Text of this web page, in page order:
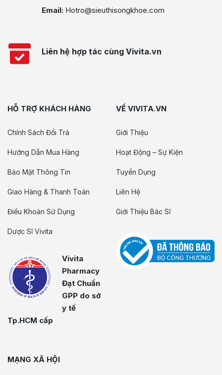
Email: Hotro@sieuthisongkhoe.com
Liên hệ hợp tác cùng Vivita.vn
HỖ TRỢ KHÁCH HÀNG
Chính Sách Đổi Trả
Hướng Dẫn Mua Hàng
Bảo Mật Thông Tin
Giao Hàng & Thanh Toán
Điều Khoản Sử Dụng
Dược Sĩ Vivita
Vivita
Pharmacy
Đạt Chuẩn
GPP do sở
y tế
Tp.HCM cấp
VỀ VIVITA.VN
Giới Thiệu
Hoạt Động – Sự Kiện
Tuyển Dụng
Liên Hệ
Giới Thiệu Bác Sĩ
MẠNG XÃ HỘI